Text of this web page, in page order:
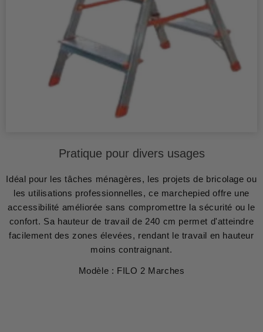
Pratique pour divers usages
Idéal pour les tâches ménagères, les projets de bricolage ou
les utilisations professionnelles, ce marchepied offre une
accessibilité améliorée sans compromettre la sécurité ou le
confort. Sa hauteur de travail de 240 cm permet d'atteindre
facilement des zones élevées, rendant le travail en hauteur
moins contraignant.
Modèle : FILO 2 Marches